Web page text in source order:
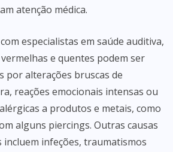
atenção médica.
especialistas em saúde auditiva,
e quentes podem ser
por alterações bruscas de
reações emocionais intensas ou
a produtos e metais, como
alguns piercings. Outras causas
infeções, traumatismos